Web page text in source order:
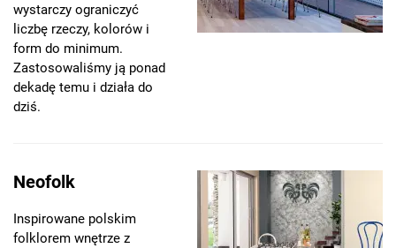
wystarczy ograniczyć
liczbę rzeczy, kolorów i
form do minimum.
Zastosowaliśmy ją ponad
dekadę temu i działa do
dziś.
Neofolk
Inspirowane polskim
folklorem wnętrze z